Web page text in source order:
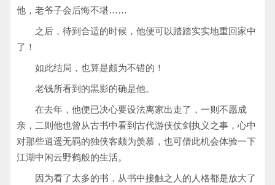
他，老爷子会后悔不堪……
之后，待到合适的时候，他便可以踏踏实实地重回家中
了！
如此结局，也算是颇为不错的！
老钱所看到的黑影的确是他。
在去年，他便已决心要设法离家出走了，一则不愿成
亲，二则他也曾从古书中看到古代游侠仗剑执义之事，心中
对那些逍遥无羁的独侠客颇为羡慕，也可借此机会体验一下
江湖中闲云野鹤般的生活。
因为看了太多的书，从书中接触之人的人格都是放大了